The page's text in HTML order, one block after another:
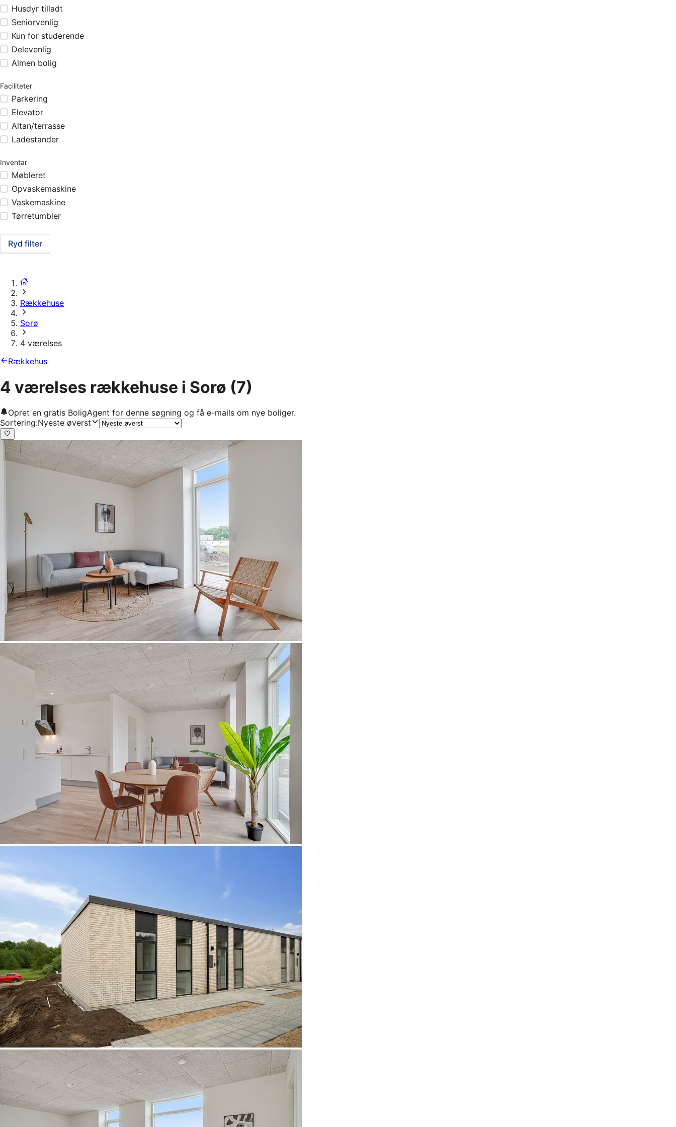
Husdyr tilladt
Seniorvenlig
Kun for studerende
Delevenlig
Almen bolig
Faciliteter
Parkering
Elevator
Altan/terrasse
Ladestander
Inventar
Møbleret
Opvaskemaskine
Vaskemaskine
Tørretumbler
Ryd filter
Rækkehuse
Sorø
4 værelses
Rækkehus
4 værelses rækkehuse i Sorø (7)
Opret en gratis BoligAgent for denne søgning og få e-mails om nye boliger.
Sortering:Nyeste øverst